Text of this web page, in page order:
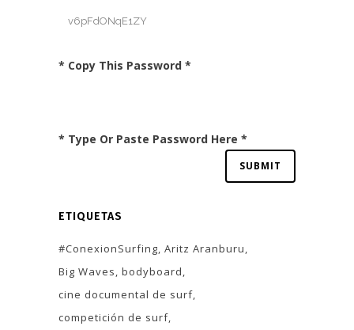
* Copy This Password *
* Type Or Paste Password Here *
ETIQUETAS
#ConexionSurfing Aritz Aranburu
Big Waves bodyboard
cine documental de surf
competición de surf